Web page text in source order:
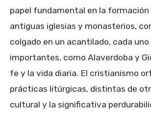
papel fundamental en la
antiguas iglesias y monasterios,
colgado en un acantilado, cada
importantes, como Alaverdoba y
fe y la vida diaria. El cristianismo
prácticas litúrgicas, distintas de
cultural y la significativa